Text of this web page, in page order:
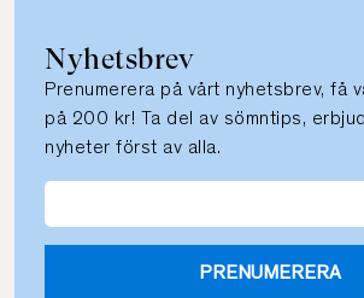
Nyhetsbrev
Prenumerera på vårt nyhetsbrev, få
på 200 kr! Ta del av sömntips,
nyheter först av alla.
PRENUMERERA